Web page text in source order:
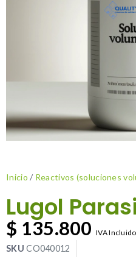
Inicio / Reactivos (soluciones
Lugol
$ 135.800 IVA Incluido
SKUCO040012